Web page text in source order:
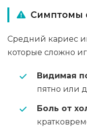
Симптомы
Средний кариес
которые сложно
Видимая
пятно или
Боль от